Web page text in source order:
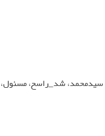
سیدمحمد،شد_راسخ،مسئول،